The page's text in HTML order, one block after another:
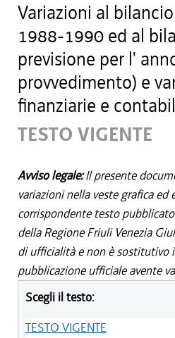
Variazioni al
1988-1990 ed al
previsione per l'
provvedimento) e
finanziarie e
TESTO VIGENTE
Avviso legale:Il presente
variazioni nella veste grafica
corrispondente testo
della Regione Friuli Venezia
di ufficialità e non è sostitutivo
pubblicazione ufficiale avente
Scegli il testo:
TESTO VIGENTE